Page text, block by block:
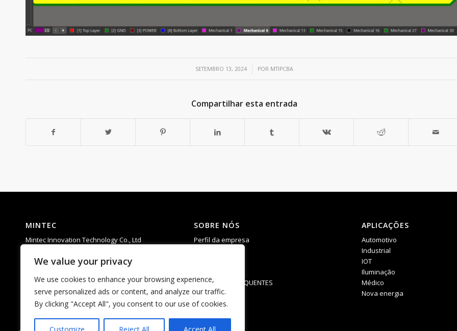
We value your privacy
We use cookies to enhance your browsing experience,
serve personalized ads or content, and analyze our traffic.
By clicking "Accept All", you consent to our use of cookies.
SETEMBRO 13, 2024
/ POR MTIPCBA
Compartilhar esta entrada
MINTEC
Mintec Innovation Technology Co., Ltd
Industrial Park, Hangcheng Street, Bao’an
Tel: 0755-23592960
E-mail:matti.chan@mintecinno.com
vincent@mintecinno.com
SOBRE NÓS
Perfil da empresa
PERGUNTAS FREQUENTES
APLICAÇÕES
Automotivo
Industrial
IOT
Iluminação
Médico
Nova energia